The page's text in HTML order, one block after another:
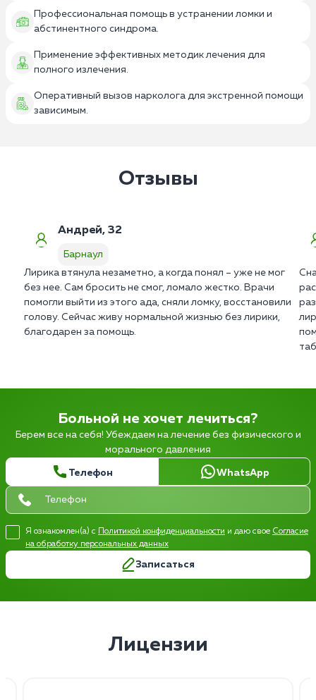
Профессиональная помощь в устранении ломки и
абстинентного синдрома.
Применение эффективных методик лечения для
полного излечения.
Оперативный вызов нарколога для экстренной помощи
зависимым.
Отзывы
Андрей, 32
Барнаул
Лирика втянула незаметно, а когда понял – уже не мог
без нее. Сам бросить не смог, ломало жестко. Врачи
помогли выйти из этого ада, сняли ломку, восстановили
голову. Сейчас живу нормальной жизнью без лирики,
благодарен за помощь.
Больной не хочет лечиться?
Берем все на себя! Убеждаем на лечение без физического и
морального давления
Телефон WhatsApp
Я ознакомлен(а) с Политикой конфиденциальности и даю свое Согласие
на обработку персональных данных
Записаться
Лицензии